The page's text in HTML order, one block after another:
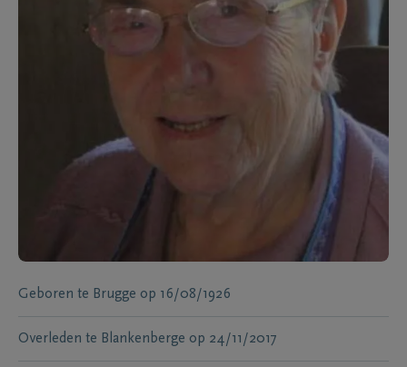
Geboren te Brugge op 16/08/1926
Overleden te Blankenberge op 24/11/2017